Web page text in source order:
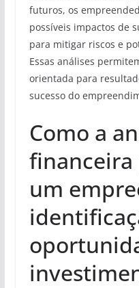
futuros, os
possíveis impactos de
para mitigar riscos e
Essas análises
orientada para
sucesso do
Como a
um